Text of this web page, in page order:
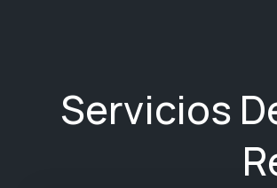
Servicios